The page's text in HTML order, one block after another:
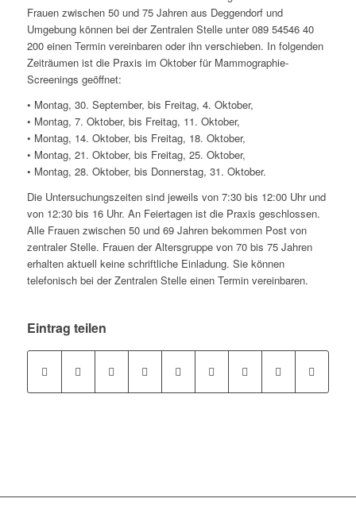
Frauen zwischen 50 und 75 Jahren aus Deggendorf und
Umgebung können bei der Zentralen Stelle unter 089 54546 40
200 einen Termin vereinbaren oder ihn verschieben. In folgenden
Zeiträumen ist die Praxis im Oktober für Mammographie-
Screenings geöffnet:
• Montag, 30. September, bis Freitag, 4. Oktober,
• Montag, 7. Oktober, bis Freitag, 11. Oktober,
• Montag, 14. Oktober, bis Freitag, 18. Oktober,
• Montag, 21. Oktober, bis Freitag, 25. Oktober,
• Montag, 28. Oktober, bis Donnerstag, 31. Oktober.
Die Untersuchungszeiten sind jeweils von 7:30 bis 12:00 Uhr und
von 12:30 bis 16 Uhr. An Feiertagen ist die Praxis geschlossen.
Alle Frauen zwischen 50 und 69 Jahren bekommen Post von
zentraler Stelle. Frauen der Altersgruppe von 70 bis 75 Jahren
erhalten aktuell keine schriftliche Einladung. Sie können
telefonisch bei der Zentralen Stelle einen Termin vereinbaren.
Eintrag teilen